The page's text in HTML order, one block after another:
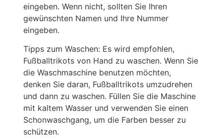
eingeben. Wenn nicht, sollten Sie Ihren
gewünschten Namen und Ihre Nummer
eingeben.
Tipps zum Waschen: Es wird empfohlen,
Fußballtrikots von Hand zu waschen. Wenn Sie
die Waschmaschine benutzen möchten,
denken Sie daran, Fußballtrikots umzudrehen
und dann zu waschen. Füllen Sie die Maschine
mit kaltem Wasser und verwenden Sie einen
Schonwaschgang, um die Farben besser zu
schützen.